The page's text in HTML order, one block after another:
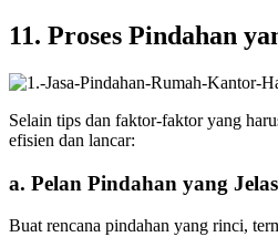
11. Proses Pindahan
Selain tips dan faktor-faktor yang
efisien dan lancar:
a. Pelan Pindahan yang Jelas
Buat rencana pindahan yang rinci,